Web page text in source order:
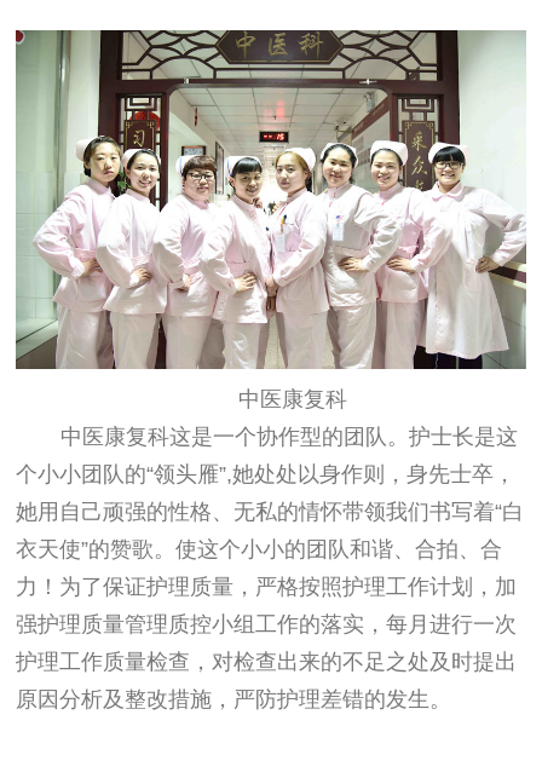
中医康复科
中医康复科这是一个协作型的团队。护士长是这
个小小团队的“领头雁”,她处处以身作则，身先士卒，
她用自己顽强的性格、无私的情怀带领我们书写着“白
衣天使”的赞歌。使这个小小的团队和谐、合拍、合
力！为了保证护理质量，严格按照护理工作计划，加
强护理质量管理质控小组工作的落实，每月进行一次
护理工作质量检查，对检查出来的不足之处及时提出
原因分析及整改措施，严防护理差错的发生。